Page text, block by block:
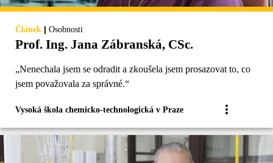
Článek | Osobnosti
Prof. Ing. Jana Zábranská, CSc.
„Nenechala jsem se odradit a zkoušela jsem prosazovat to, co
jsem považovala za správné.“
Vysoká škola chemicko-technologická v Praze